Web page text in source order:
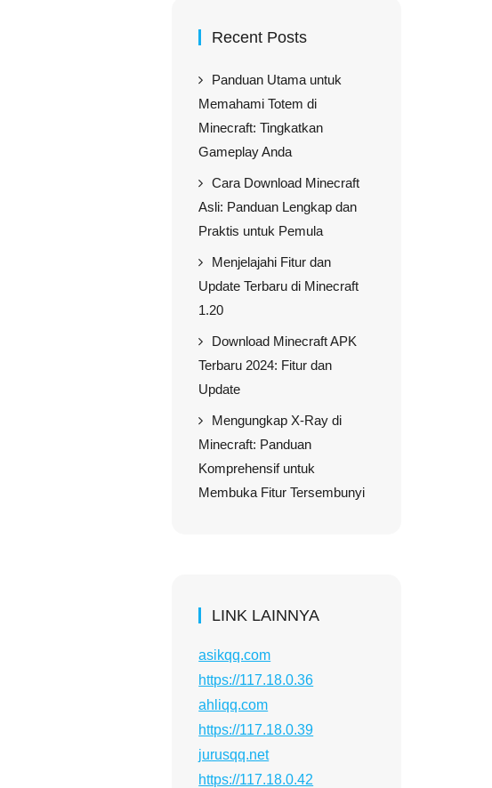
Recent Posts
Panduan Utama untuk
Memahami Totem di
Minecraft: Tingkatkan
Gameplay Anda
Cara Download Minecraft
Asli: Panduan Lengkap dan
Praktis untuk Pemula
Menjelajahi Fitur dan
Update Terbaru di Minecraft
1.20
Download Minecraft APK
Terbaru 2024: Fitur dan
Update
Mengungkap X-Ray di
Minecraft: Panduan
Komprehensif untuk
Membuka Fitur Tersembunyi
LINK LAINNYA
asikqq.com
https://117.18.0.36
ahliqq.com
https://117.18.0.39
jurusqq.net
https://117.18.0.42